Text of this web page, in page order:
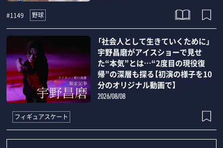
#1149 野球
「社会人として生きていくために」
宇野昌磨がアイスショーで見せ
た“本気”とは…“2度目の現役復
帰”の深層も探る【初演の様子を10
分のオリジナル動画で】
2026/08/08
フィギュアスケート